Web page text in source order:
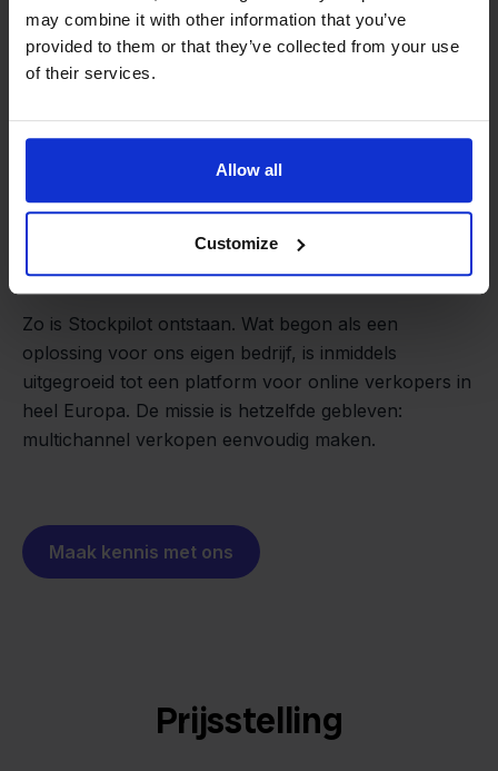
may combine it with other information that you’ve
provided to them or that they’ve collected from your use
of their services.
Allow all
Customize
We groeien gecontroleerd, zonder
investeerders of externe druk.
- Sander, Founder
Van retailer naar
softwarebouwer
Zo is Stockpilot ontstaan. Wat begon als een
oplossing voor ons eigen bedrijf, is inmiddels
uitgegroeid tot een platform voor online verkopers in
heel Europa. De missie is hetzelfde gebleven:
multichannel verkopen eenvoudig maken.
Maak kennis met ons
Prijsstelling